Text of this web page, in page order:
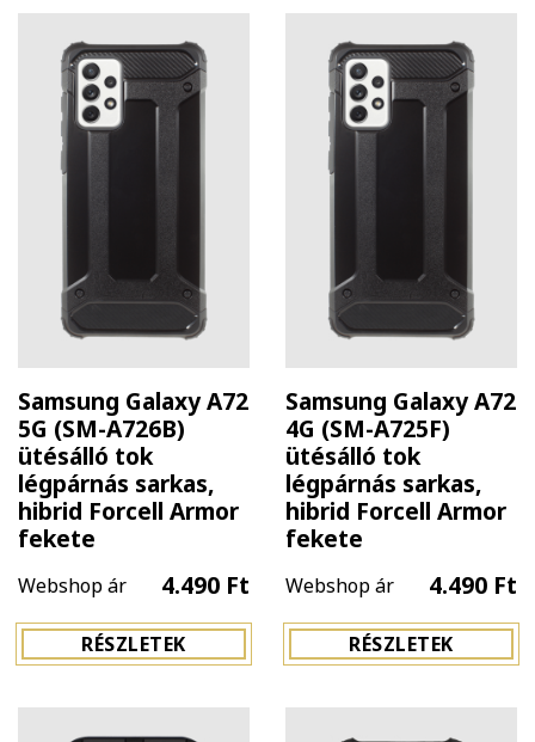
Samsung Galaxy A72
5G (SM-A726B)
ütésálló tok
légpárnás sarkas,
hibrid Forcell Armor
fekete
Webshop ár 4.490 Ft
RÉSZLETEK
Samsung Galaxy A72
4G (SM-A725F)
ütésálló tok
légpárnás sarkas,
hibrid Forcell Armor
fekete
Webshop ár 4.490 Ft
RÉSZLETEK